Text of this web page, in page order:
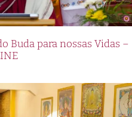
Buda para nossas Vidas –